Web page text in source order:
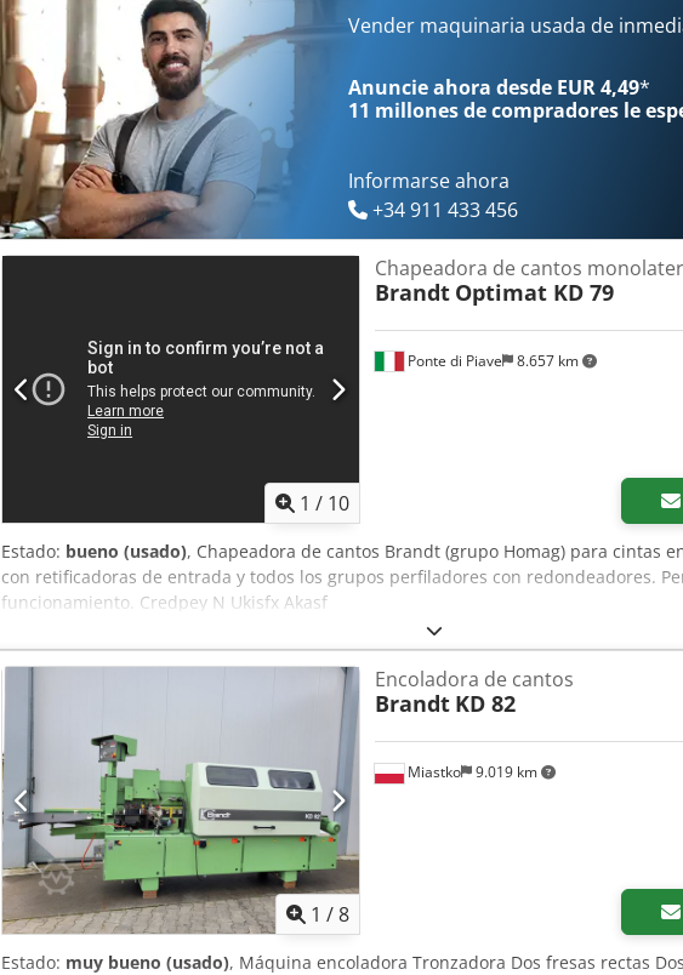
Vender maquinaria usada de
Anuncie ahora desde EUR 4,49*
11 millones de compradores le
Informarse ahora
+34 911 433 456
1 / 10
Ponte di Piave 8.657 km
Chapeadora de cantos
Brandt Optimat KD 79
Estado: bueno (usado), Chapeadora de cantos Brandt (grupo Homag) para cintas
con retificadoras de entrada y todos los grupos perfiladores con redondeadores.
funcionamiento. Credpey N Ukisfx Akasf
1 /8
Miastko 9.019 km
Encoladora de cantos
Brandt KD 82
Estado: muy bueno (usado), Máquina encoladora Tronzadora Dos fresas rectas